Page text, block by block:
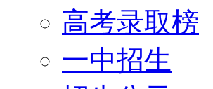
高考录取榜
一中招生